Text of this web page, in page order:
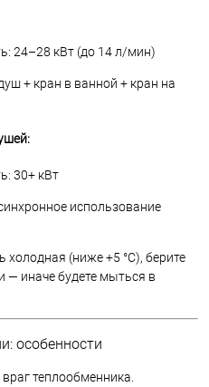
24–28 кВт (до 14 л/мин)
+ кран в ванной + кран на
30+ кВт
использование
холодная (ниже +5 °C), берите
— иначе будете мыться в
особенности
теплообменника.